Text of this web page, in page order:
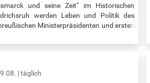
und seine Zeit“ im Historischen
werden Leben und Politik des
Ministerpräsidenten und ersten
im Deutschland des 19. Jahrhunderts
und die Lebenssituation der
der wirtschaftliche…
| täglich